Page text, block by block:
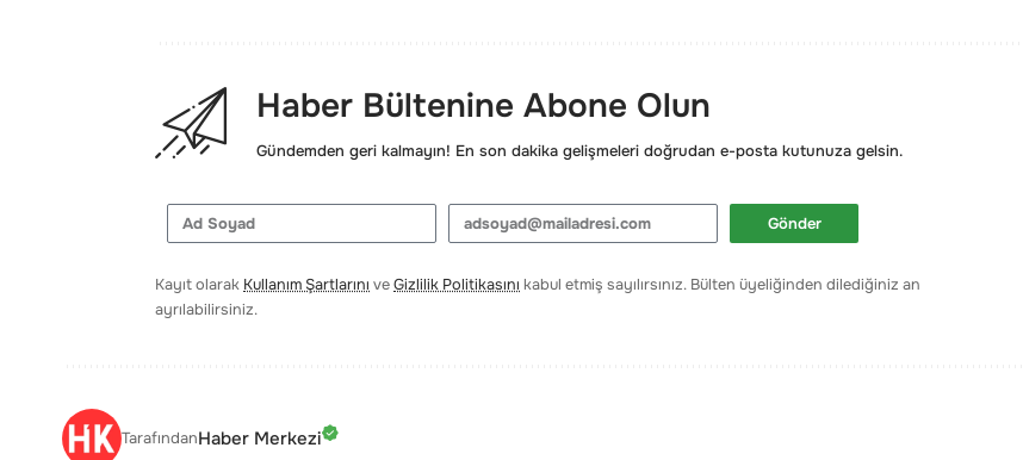
Haber Bültenine Abone Olun
Gündemden geri kalmayın! En son dakika gelişmeleri doğrudan e-posta kutunuza gelsin.
Gönder
Kayıt olarak Kullanım Şartlarını veGizlilik Politikasını kabul etmiş sayılırsınız. Bülten üyeliğinden dilediğiniz an
ayrılabilirsiniz.
TarafındanHaber Merkezi